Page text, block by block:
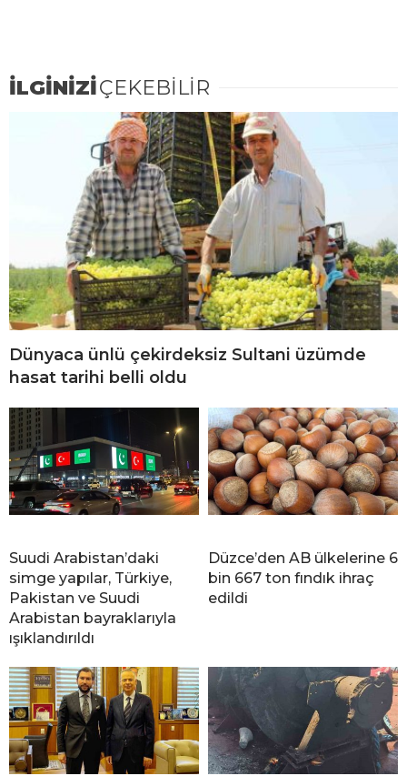
İLGİNİZİÇEKEBİLİR
Dünyaca ünlü çekirdeksiz Sultani üzümde
hasat tarihi belli oldu
Suudi Arabistan’daki
simge yapılar, Türkiye,
Pakistan ve Suudi
Arabistan bayraklarıyla
ışıklandırıldı
Düzce’den AB ülkelerine 6
bin 667 ton fındık ihraç
edildi